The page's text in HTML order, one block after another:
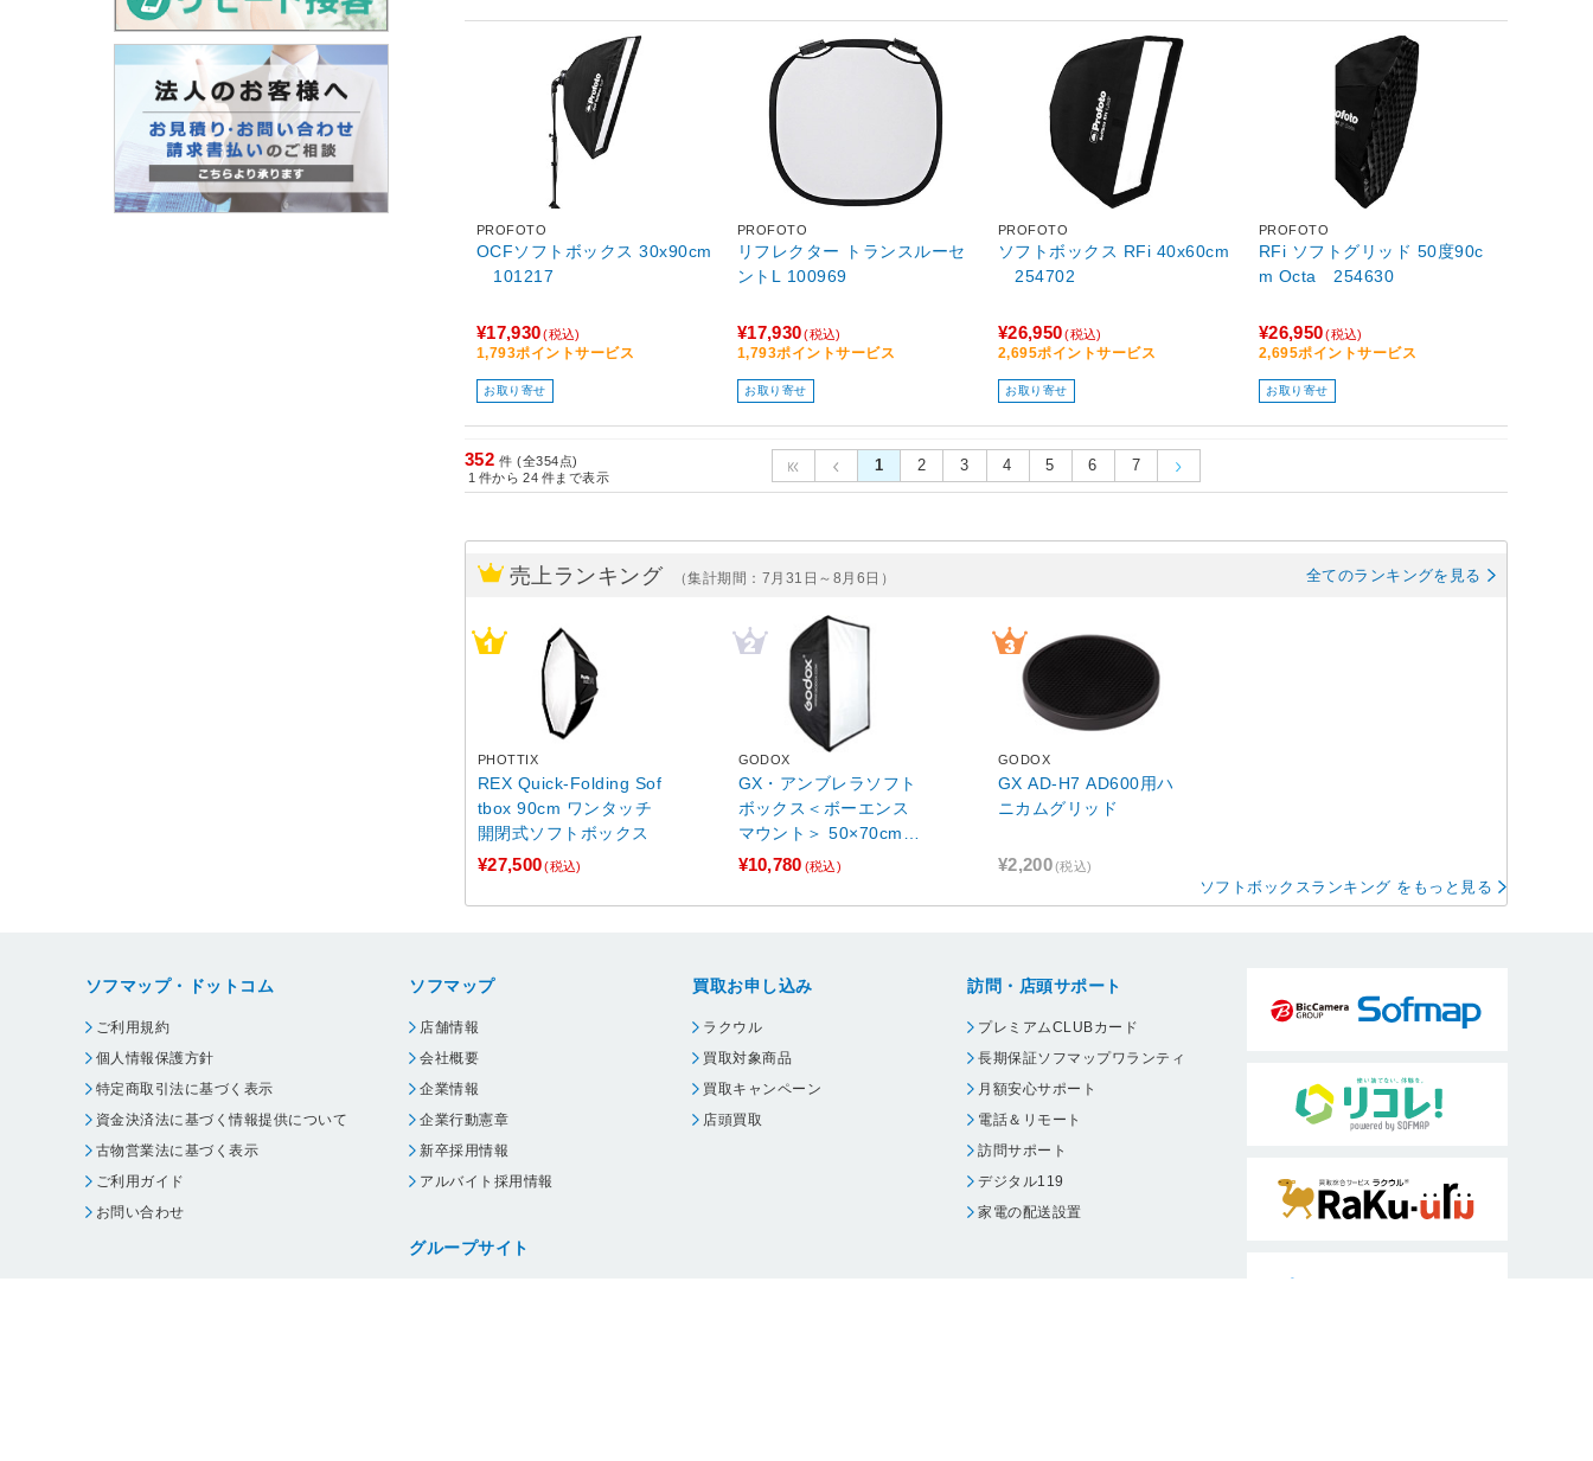
PROFOTO
OCFソフトボックス 30x90cm
101217
¥17,930(税込)
1,793ポイントサービス
お取り寄せ
PROFOTO
リフレクター トランスルーセ
ントL 100969
¥17,930(税込)
1,793ポイントサービス
お取り寄せ
PROFOTO
ソフトボックス RFi 40x60cm
254702
¥26,950(税込)
2,695ポイントサービス
お取り寄せ
PROFOTO
RFi ソフトグリッド 50度90c
m Octa 254630
¥26,950(税込)
2,695ポイントサービス
お取り寄せ
352 件 (全354点)
1 件から 24 件まで表示
1 2 3 4 5 6 7
売上ランキング （集計期間：7月31日～8月6日） 全てのランキングを見る
PHOTTIX
REX Quick-Folding Sof
tbox 90cm ワンタッチ
開閉式ソフトボックス
¥27,500(税込)
GODOX
GX・アンブレラソフト
ボックス＜ボーエンス
マウント＞ 50×70cm G
X･UB-UE5070
¥10,780 (税込)
GODOX
GX AD-H7 AD600用ハ
ニカムグリッド
¥2,200(税込)
ソフトボックスランキング をもっと見る
ソフマップ・ドットコム
ご利用規約
個人情報保護方針
特定商取引法に基づく表示
資金決済法に基づく情報提供について
古物営業法に基づく表示
ご利用ガイド
お問い合わせ
ソフマップ
店舗情報
会社概要
企業情報
企業行動憲章
新卒採用情報
アルバイト採用情報
グループサイト
買取お申し込み
ラクウル
買取対象商品
買取キャンペーン
店頭買取
訪問・店頭サポート
プレミアムCLUBカード
長期保証ソフマップワランティ
月額安心サポート
電話＆リモート
訪問サポート
デジタル119
家電の配送設置